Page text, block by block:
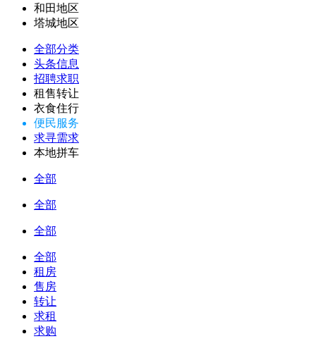
和田地区
塔城地区
全部分类
头条信息
招聘求职
租售转让
衣食住行
便民服务
求寻需求
本地拼车
全部
全部
全部
全部
租房
售房
转让
求租
求购